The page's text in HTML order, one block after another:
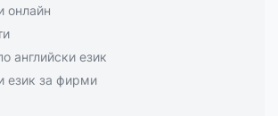
онлайн
английски език
език за фирми